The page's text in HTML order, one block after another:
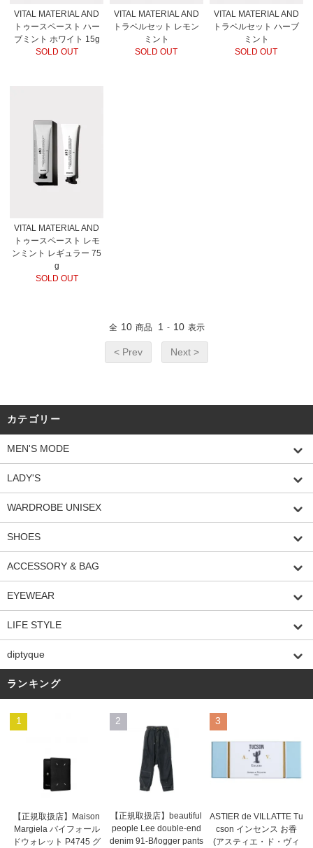
VITAL MATERIAL AND
トゥースペースト ハー
ブミント ホワイト 15g
SOLD OUT
VITAL MATERIAL AND
トラベルセット レモン
ミント
SOLD OUT
VITAL MATERIAL AND
トラベルセット ハーブ
ミント
SOLD OUT
VITAL MATERIAL AND
トゥースペースト レモ
ンミント レギュラー 75
g
SOLD OUT
全 10 商品 1 - 10 表示
< Prev Next >
カテゴリー
MEN'S MODE
LADY'S
WARDROBE UNISEX
SHOES
ACCESSORY & BAG
EYEWEAR
LIFE STYLE
diptyque
ランキング
1
【正規取扱店】Maison
Margiela バイフォール
ドウォレット P4745 グ
2
【正規取扱店】beautiful
people Lee double-end
denim 91-B/logger pants
3
ASTIER de VILLATTE Tu
cson インセンス お香
(アスティエ・ド・ヴィ